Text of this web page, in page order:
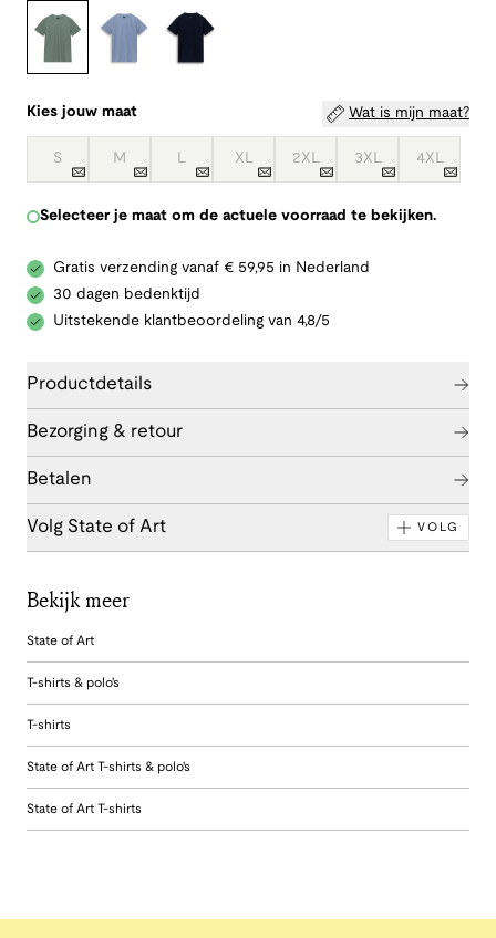
Kies jouw maat Wat is mijn maat?
S M L XL 2XL 3XL 4XL
Selecteer je maat om de actuele voorraad te bekijken.
Gratis verzending vanaf € 59,95 in Nederland
30 dagen bedenktijd
Uitstekende klantbeoordeling van 4,8/5
Productdetails
Bezorging & retour
Betalen
Volg State of Art VOLG
Bekijk meer
State of Art
T-shirts & polo's
T-shirts
State of Art T-shirts & polo's
State of Art T-shirts